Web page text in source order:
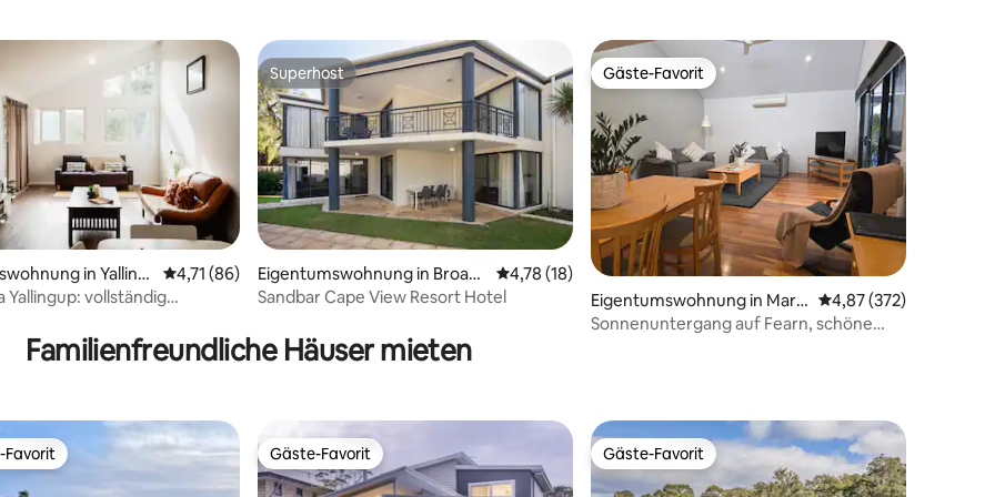
4,94 von 5, 321 Bewertungen
in Yalling
Durchschnittliche Bewertung: 4,71 von 5, 86 Bewertungen
4,71 (86)
Yallingup: vollständig
Superhost
Superhost
Eigentumswohnung in Broad
water
Durchschnittliche Bewertung: 4,78 von 5, 18 Bewertungen
4,78 (18)
Sandbar Cape View Resort Hotel
Gäste-Favorit
Gäste-Favorit
Eigentumswohnung in Marg
aret River
Durchschnittliche
4,87 (372)
Sonnenuntergang auf Fearn, schöne
Familienfreundliche Häuser mieten
Favorit.
Favorit Gäste-Favorit
Gäste-Favorit Gäste-Favorit
Gäste-Favorit